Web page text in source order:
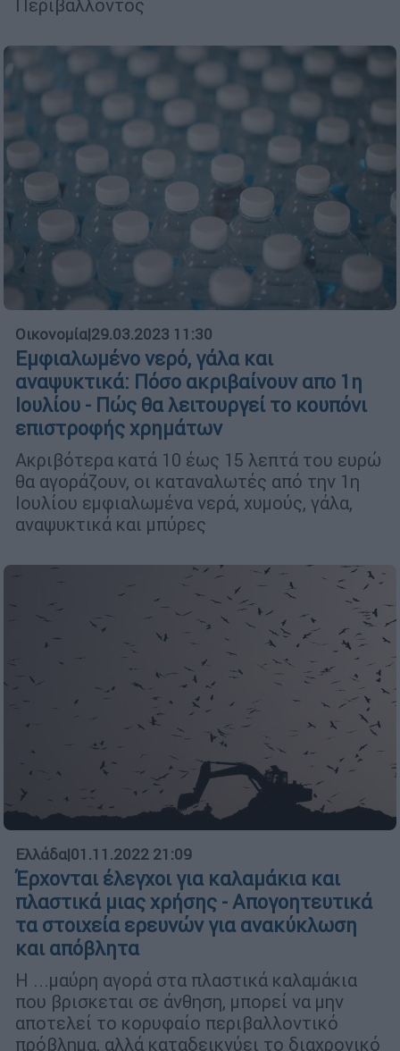
Περιβάλλοντος
Οικονομία|29.03.2023 11:30
Εμφιαλωμένο νερό, γάλα και
αναψυκτικά: Πόσο ακριβαίνουν απο 1η
Ιουλίου - Πώς θα λειτουργεί το κουπόνι
επιστροφής χρημάτων
Ακριβότερα κατά 10 έως 15 λεπτά του ευρώ
θα αγοράζουν, οι καταναλωτές από την 1η
Ιουλίου εμφιαλωμένα νερά, χυμούς, γάλα,
αναψυκτικά και μπύρες
Ελλάδα|01.11.2022 21:09
Έρχονται έλεγχοι για καλαμάκια και
πλαστικά μιας χρήσης - Απογοητευτικά
τα στοιχεία ερευνών για ανακύκλωση
και απόβλητα
Η ...μαύρη αγορά στα πλαστικά καλαμάκια
που βρισκεται σε άνθηση, μπορεί να μην
αποτελεί το κορυφαίο περιβαλλοντικό
πρόβλημα, αλλά καταδεικνύει το διαχρονικό